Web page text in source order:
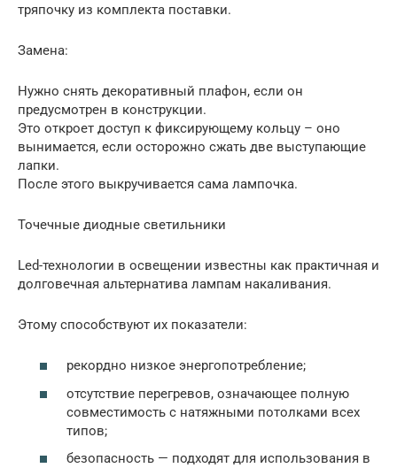
тряпочку из комплекта поставки.
Замена:
Нужно снять декоративный плафон, если он
предусмотрен в конструкции.
Это откроет доступ к фиксирующему кольцу – оно
вынимается, если осторожно сжать две выступающие
лапки.
После этого выкручивается сама лампочка.
Точечные диодные светильники
Led-технологии в освещении известны как практичная и
долговечная альтернатива лампам накаливания.
Этому способствуют их показатели:
рекордно низкое энергопотребление;
отсутствие перегревов, означающее полную
совместимость с натяжными потолками всех
типов;
безопасность — подходят для использования в